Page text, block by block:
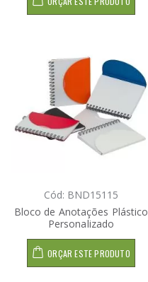
Cód: BND15115
Bloco de Anotações Plástico
Personalizado
ORÇAR ESTE PRODUTO